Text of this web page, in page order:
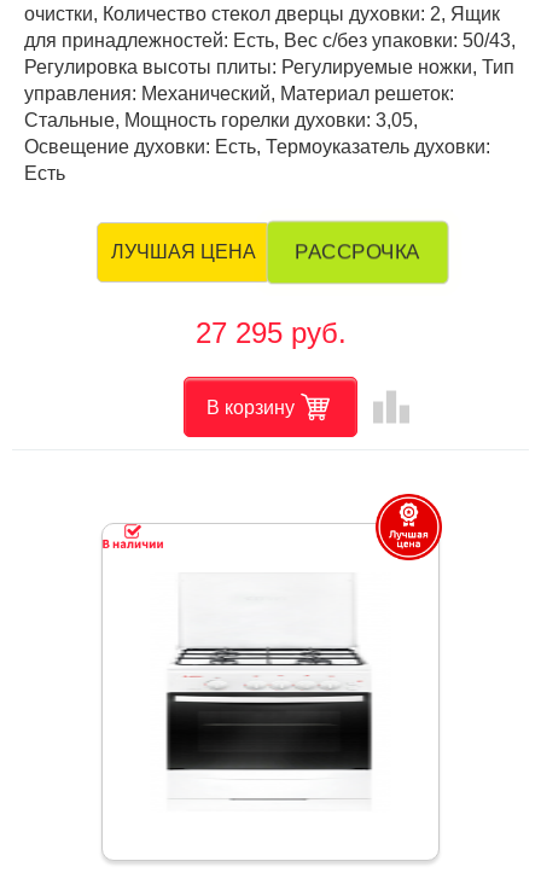
очистки, Количество стекол дверцы духовки: 2, Ящик
для принадлежностей: Есть, Вес с/без упаковки: 50/43,
Регулировка высоты плиты: Регулируемые ножки, Тип
управления: Механический, Материал решеток:
Стальные, Мощность горелки духовки: 3,05,
Освещение духовки: Есть, Термоуказатель духовки:
Есть
ЛУЧШАЯ ЦЕНА РАССРОЧКА
27 295 руб.
В корзину leaderboard